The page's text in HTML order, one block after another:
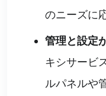
のニーズに
管理と設定
キシサービ
ルパネルや